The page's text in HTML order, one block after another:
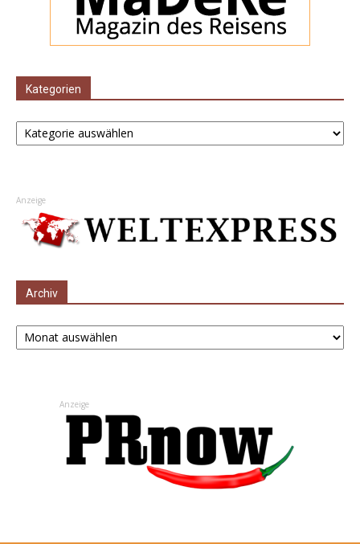
Kategorien
Kategorien
Anzeige
Archiv
Archiv
Anzeige